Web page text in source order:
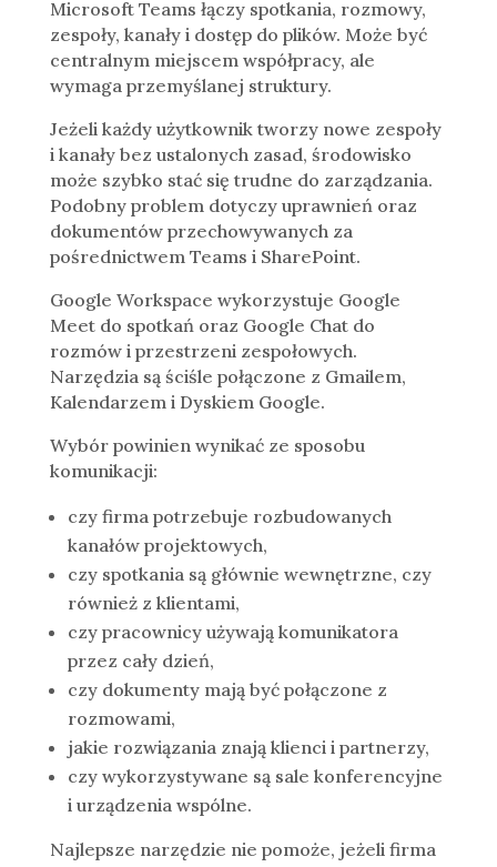
Microsoft Teams łączy spotkania, rozmowy,
zespoły, kanały i dostęp do plików. Może być
centralnym miejscem współpracy, ale
wymaga przemyślanej struktury.
Jeżeli każdy użytkownik tworzy nowe zespoły
i kanały bez ustalonych zasad, środowisko
może szybko stać się trudne do zarządzania.
Podobny problem dotyczy uprawnień oraz
dokumentów przechowywanych za
pośrednictwem Teams i SharePoint.
Google Workspace wykorzystuje Google
Meet do spotkań oraz Google Chat do
rozmów i przestrzeni zespołowych.
Narzędzia są ściśle połączone z Gmailem,
Kalendarzem i Dyskiem Google.
Wybór powinien wynikać ze sposobu
komunikacji:
czy firma potrzebuje rozbudowanych
kanałów projektowych,
czy spotkania są głównie wewnętrzne, czy
również z klientami,
czy pracownicy używają komunikatora
przez cały dzień,
czy dokumenty mają być połączone z
rozmowami,
jakie rozwiązania znają klienci i partnerzy,
czy wykorzystywane są sale konferencyjne
i urządzenia wspólne.
Najlepsze narzędzie nie pomoże, jeżeli firma